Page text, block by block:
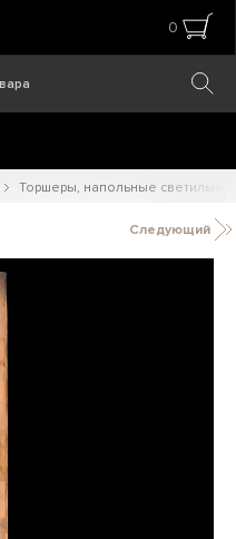
0
Торшеры, напольные
Следующий